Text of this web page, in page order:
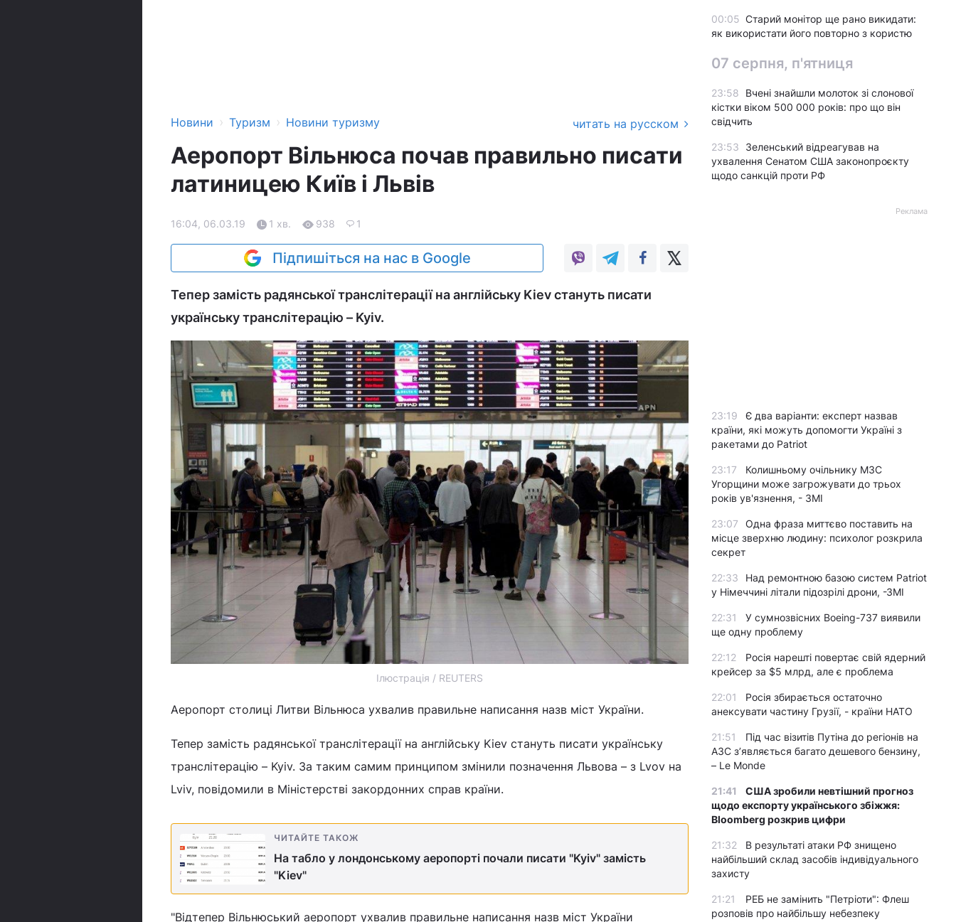
Новини › Туризм › Новини туризму читать на русском
Аеропорт Вільнюса почав правильно писати
латиницею Київ і Львів
16:04, 06.03.19 1 хв. 938 1
Підпишіться на нас в Google
Тепер замість радянської транслітерації на англійську Kiev стануть писати
українську транслітерацію – Kyiv.
Ілюстрація / REUTERS
Аеропорт столиці Литви Вільнюса ухвалив правильне написання назв міст України.
Тепер замість радянської транслітерації на англійську Kiev стануть писати українську
транслітерацію – Kyiv. За таким самим принципом змінили позначення Львова – з Lvov на
Lviv, повідомили в Міністерстві закордонних справ країни.
ЧИТАЙТЕ ТАКОЖ
На табло у лондонському аеропорті почали писати "Kyiv" замість
"Kiev"
"Відтепер Вільнюський аеропорт ухвалив правильне написання назв міст України
00:05 Старий монітор ще рано викидати:
як використати його повторно з користю
07 серпня, п'ятниця
23:58
Вчені знайшли молоток зі слонової
кістки віком 500 000 років: про що він
свідчить
23:53
Зеленський відреагував на
ухвалення Сенатом США законопроєкту
щодо санкцій проти РФ
Реклама
23:19
Є два варіанти: експерт назвав
країни, які можуть допомогти Україні з
ракетами до Patriot
23:17
Колишньому очільнику МЗС
Угорщини може загрожувати до трьох
років ув'язнення, - ЗМІ
23:07
Одна фраза миттєво поставить на
місце зверхню людину: психолог розкрила
секрет
22:33
Над ремонтною базою систем Patriot
у Німеччині літали підозрілі дрони, -ЗМІ
22:31
У сумнозвісних Boeing-737 виявили
ще одну проблему
22:12
Росія нарешті повертає свій ядерний
крейсер за $5 млрд, але є проблема
22:01
Росія збирається остаточно
анексувати частину Грузії, - країни НАТО
21:51
Під час візитів Путіна до регіонів на
АЗС з’являється багато дешевого бензину,
– Le Monde
21:41
США зробили невтішний прогноз
щодо експорту українського збіжжя:
Bloomberg розкрив цифри
21:32
В результаті атаки РФ знищено
найбільший склад засобів індивідуального
захисту
21:21
РЕБ не замінить "Петріоти": Флеш
розповів про найбільшу небезпеку